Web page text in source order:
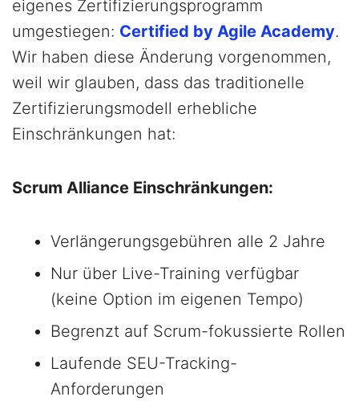
eigenes Zertifizierungsprogramm
umgestiegen: Certified by Agile Academy.
Wir haben diese Änderung vorgenommen,
weil wir glauben, dass das traditionelle
Zertifizierungsmodell erhebliche
Einschränkungen hat:
Scrum Alliance Einschränkungen:
Verlängerungsgebühren alle 2 Jahre
Nur über Live-Training verfügbar
(keine Option im eigenen Tempo)
Begrenzt auf Scrum-fokussierte Rollen
Laufende SEU-Tracking-
Anforderungen